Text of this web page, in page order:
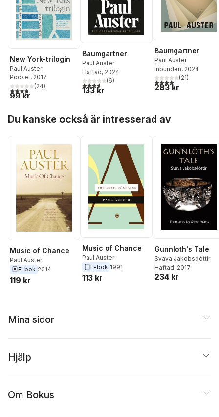
New York-trilogin
Paul Auster
Pocket, 2017
3,7utav 5 stjärnor. Totalt antal röster:
(24)
99 kr
Baumgartner
Paul Auster
Häftad, 2024
3,7utav 5 stjärnor. Totalt antal röster:
(6)
133 kr
Baumgartner
Paul Auster
Inbunden, 2024
4,0utav 5 stjärnor.
(21)
283 kr
Du kanske också är intresserad av
Music of Chance
Paul Auster
E-bok 2014
119 kr
Music of Chance
Paul Auster
E-bok 1991
113 kr
Gunnloth's Tale
Svava Jakobsdóttir
Häftad, 2017
234 kr
Mina sidor
Hjälp
Om Bokus